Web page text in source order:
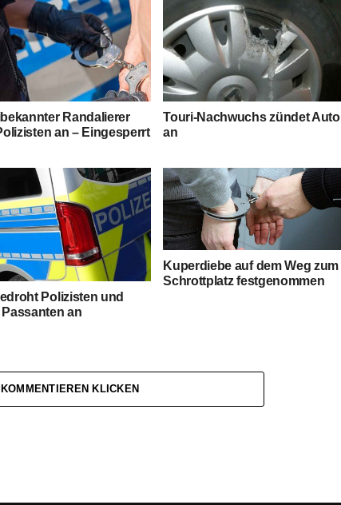
Randalierer
an – Eingesperrt
Touri-Nachwuchs zündet Auto
an
Polizisten und
an
Kuperdiebe auf dem Weg zum
Schrottplatz festgenommen
KLICKEN